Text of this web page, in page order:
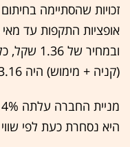
ובמחיר
(קניה + מימוש) היה 3.16 שקל.
היא נסחרת כעת לפי שווי של 262